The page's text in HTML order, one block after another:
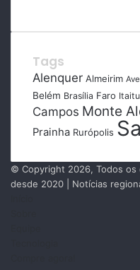
Tags
Alenquer Almeirim
Belém Brasília Faro
Campos Monte
Prainha Rurópolis
© Copyright 2026, Todos
desde 2020 | Notícias